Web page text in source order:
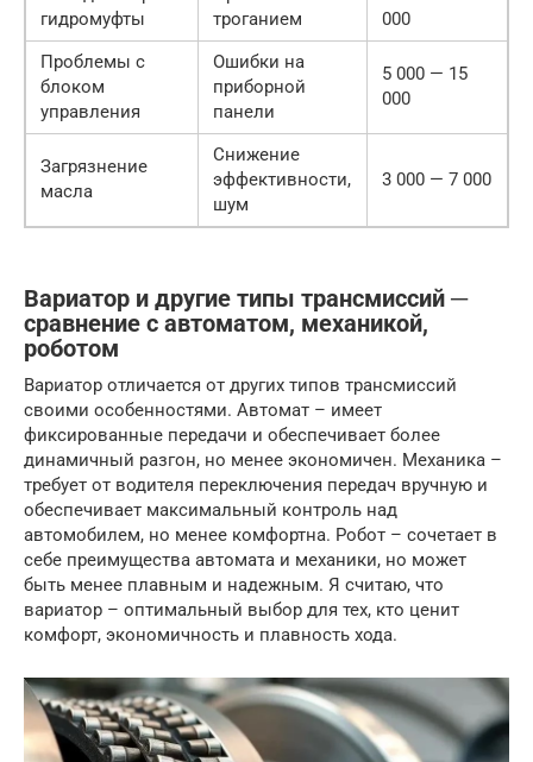
гидромуфты
троганием
000
Проблемы с
блоком
управления
Ошибки на
приборной
панели
5 000 — 15
000
Загрязнение
масла
Снижение
эффективности,
шум
3 000 — 7 000
Вариатор и другие типы трансмиссий ─
сравнение с автоматом, механикой,
роботом
Вариатор отличается от других типов трансмиссий
своими особенностями. Автомат – имеет
фиксированные передачи и обеспечивает более
динамичный разгон, но менее экономичен. Механика –
требует от водителя переключения передач вручную и
обеспечивает максимальный контроль над
автомобилем, но менее комфортна. Робот – сочетает в
себе преимущества автомата и механики, но может
быть менее плавным и надежным. Я считаю, что
вариатор – оптимальный выбор для тех, кто ценит
комфорт, экономичность и плавность хода.